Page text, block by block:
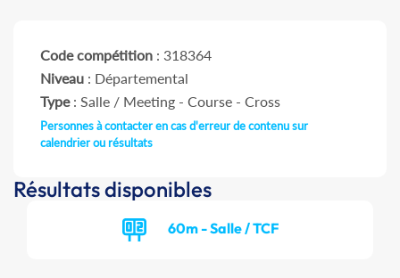
Code compétition : 318364
Niveau : Départemental
Type: Salle / Meeting - Course - Cross
Personnes à contacter en cas d'erreur de contenu sur
calendrier ou résultats
Résultats disponibles
60m - Salle / TCF